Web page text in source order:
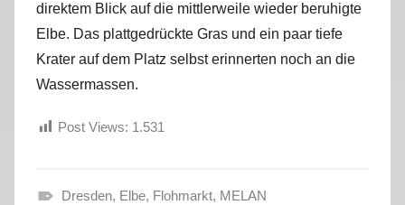
direktem Blick auf die mittlerweile wieder beruhigte
Elbe. Das plattgedrückte Gras und ein paar tiefe
Krater auf dem Platz selbst erinnerten noch an die
Wassermassen.
Post Views: 1.531
Dresden, Elbe, Flohmarkt, MELAN